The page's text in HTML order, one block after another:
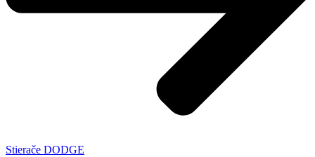
Stierače DODGE